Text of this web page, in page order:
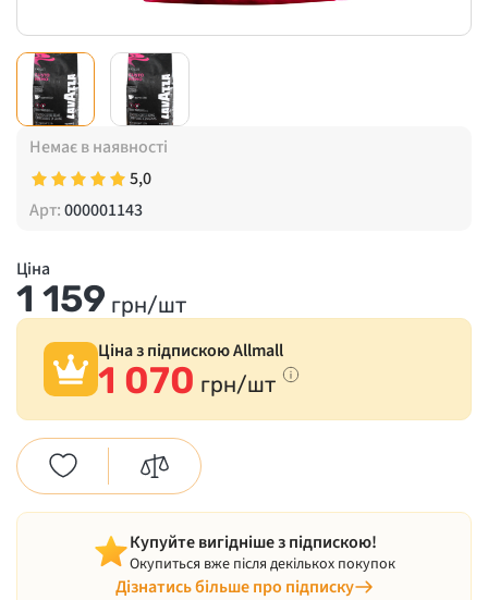
Немає в наявності
5,0
Арт:000001143
Ціна
1 159 грн/шт
Ціна з підпискою Allmall
1 070 грн/шт
Купуйте вигідніше з підпискою!
Окупиться вже після декількох покупок
Дізнатись більше про підписку